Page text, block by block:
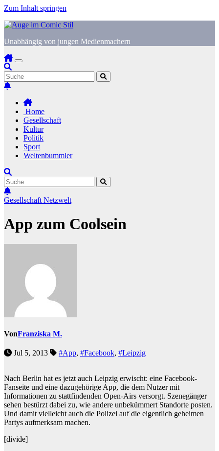
Zum Inhalt springen
Unabhängig von jungen Medienmachern
Home
Gesellschaft
Kultur
Politik
Sport
Weltenbummler
Gesellschaft Netzwelt
App zum Coolsein
VonFranziska M.
Jul 5, 2013 #App, #Facebook, #Leipzig
Nach Berlin hat es jetzt auch Leipzig erwischt: eine Facebook-
Fanseite und eine dazugehörige App, die dem Nutzer mit
Informationen zu stattfindenden Open-Airs versorgt. Szenegänger
sehen bestürzt dabei zu, wie andere unbekümmert Standorte posten.
Und damit vielleicht auch die Polizei auf die eigentlich geheimen
Partys aufmerksam machen.
[divide]